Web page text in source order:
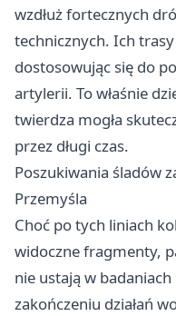
wzdłuż fortecznych
technicznych. Ich
dostosowując się do
artylerii. To właśnie
twierdza mogła
przez długi czas.
Poszukiwania śladów
Przemyśla
Choć po tych liniach
widoczne fragmenty,
nie ustają w
zakończeniu działań